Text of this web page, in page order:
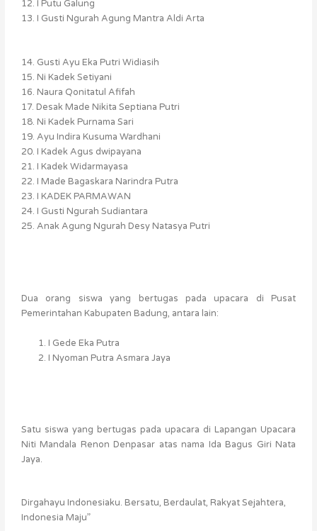
12. ⁠I Putu Galung
13. I Gusti Ngurah Agung Mantra Aldi Arta
14. Gusti Ayu Eka Putri Widiasih
15. Ni Kadek Setiyani
16. Naura Qonitatul Afifah
17. Desak Made Nikita Septiana Putri
18. Ni Kadek Purnama Sari
19. Ayu Indira Kusuma Wardhani
20. I Kadek Agus dwipayana
21. ⁠I Kadek Widarmayasa
22. ⁠I Made Bagaskara Narindra Putra
23. I KADEK PARMAWAN
24. I Gusti Ngurah Sudiantara
25. Anak Agung Ngurah Desy Natasya Putri
Dua orang siswa yang bertugas pada upacara di Pusat
Pemerintahan Kabupaten Badung, antara lain:
I Gede Eka Putra
I Nyoman Putra Asmara Jaya
Satu siswa yang bertugas pada upacara di Lapangan Upacara
Niti Mandala Renon Denpasar atas nama Ida Bagus Giri Nata
Jaya.
Dirgahayu Indonesiaku. Bersatu, Berdaulat, Rakyat Sejahtera,
Indonesia Maju”